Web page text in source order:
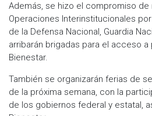
Además, se hizo el compromiso
Operaciones Interinstitucionales
de la Defensa Nacional, Guardia
arribarán brigadas para el acceso
Bienestar.
También se organizarán ferias de
de la próxima semana, con la
de los gobiernos federal y estatal,